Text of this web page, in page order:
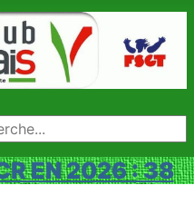
EN 2026 : 38